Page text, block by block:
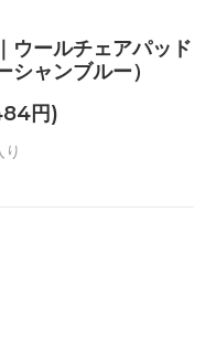
ウールチェアパッド
シャンブルー）
円)
り